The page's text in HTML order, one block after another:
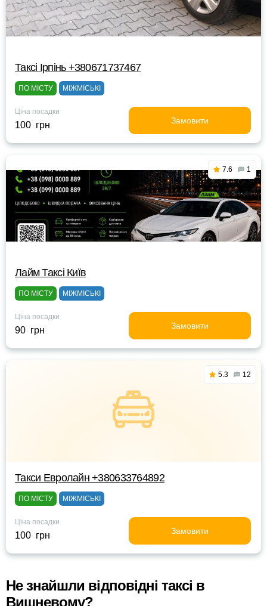
Таксі Ірпінь +380671737467
ПО МІСТУ МІЖМІСЬКІ
Ціна посадки
100 грн Замовити
7.6 1
Лайм Таксі Київ
ПО МІСТУ МІЖМІСЬКІ
Ціна посадки
90 грн Замовити
5.3 12
Такси Евролайн +380633764892
ПО МІСТУ МІЖМІСЬКІ
Ціна посадки
100 грн Замовити
Не знайшли відповідні таксі в
Вишневому?